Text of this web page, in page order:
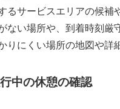
るサービスエリアの候補
ない場所や、到着時刻厳
りにくい場所の地図や詳
中の休憩の確認